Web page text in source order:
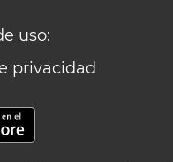
uso:
privacidad